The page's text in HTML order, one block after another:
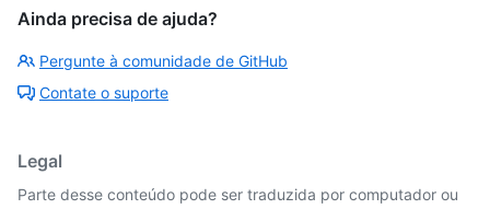
Ainda precisa de ajuda?
Pergunte à comunidade de GitHub
Contate o suporte
Legal
Parte desse conteúdo pode ser traduzida por computador ou